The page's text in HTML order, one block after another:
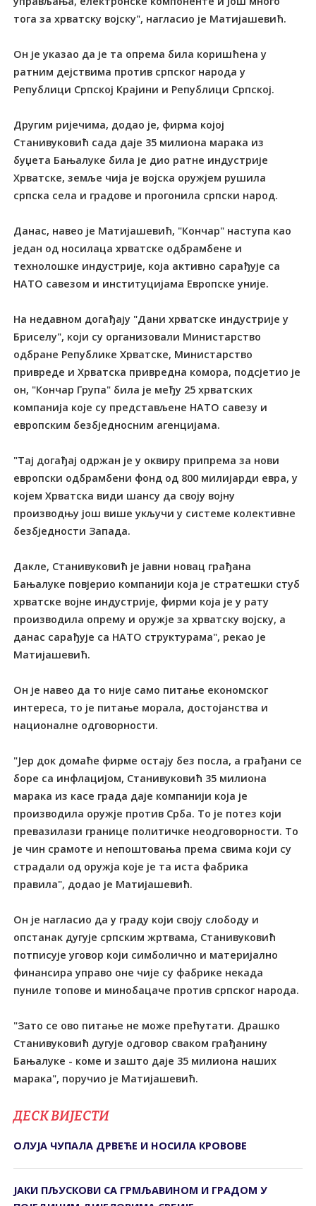
тога за хрватску војску", нагласио је Матијашевић.
Он је указао да је та опрема била коришћена у
ратним дејствима против српског народа у
Републици Српској Крајини и Републици Српској.
Другим ријечима, додао је, фирма којој
Станивуковић сада даје 35 милиона марака из
буџета Бањалуке била је дио ратне индустрије
Хрватске, земље чија је војска оружјем рушила
српска села и градове и прогонила српски народ.
Данас, навео је Матијашевић, "Кончар" наступа као
један од носилаца хрватске одбрамбене и
технолошке индустрије, која активно сарађује са
НАTО савезом и институцијама Европске уније.
На недавном догађају "Дани хрватске индустрије у
Бриселу", који су организовали Министарство
одбране Републике Хрватске, Министарство
привреде и Хрватска привредна комора, подсјетио је
он, "Кончар Група" била је међу 25 хрватских
компанија које су представљене НАTО савезу и
европским безбједносним агенцијама.
"Tај догађај одржан је у оквиру припрема за нови
европски одбрамбени фонд од 800 милијарди евра, у
којем Хрватска види шансу да своју војну
производњу још више укључи у системе колективне
безбједности Запада.
Дакле, Станивуковић је јавни новац грађана
Бањалуке повјерио компанији која је стратешки стуб
хрватске војне индустрије, фирми која је у рату
производила опрему и оружје за хрватску војску, а
данас сарађује са НАTО структурама", рекао је
Матијашевић.
Он је навео да то није само питање економског
интереса, то је питање морала, достојанства и
националне одговорности.
"Јер док домаће фирме остају без посла, а грађани се
боре са инфлацијом, Станивуковић 35 милиона
марака из касе града даје компанији која је
производила оружје против Срба. Tо је потез који
превазилази границе политичке неодговорности. Tо
је чин срамоте и непоштовања према свима који су
страдали од оружја које је та иста фабрика
правила", додао је Матијашевић.
Он је нагласио да у граду који своју слободу и
опстанак дугује српским жртвама, Станивуковић
потписује уговор који симболично и материјално
финансира управо оне чије су фабрике некада
пуниле топове и минобацаче против српског народа.
"Зато се ово питање не може прећутати. Драшко
Станивуковић дугује одговор сваком грађанину
Бањалуке - коме и зашто даје 35 милиона наших
марака", поручио је Матијашевић.
ДЕСК ВИЈЕСТИ
ОЛУЈА ЧУПАЛА ДРВЕЋЕ И НОСИЛА КРОВОВЕ
ЈАКИ ПЉУСКОВИ СА ГРМЉАВИНОМ И ГРАДОМ У